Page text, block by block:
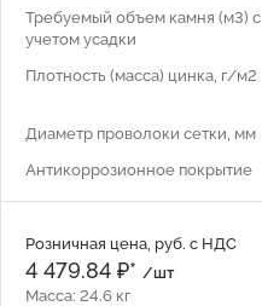
Требуемый объем камня (м3) с
учетом усадки
Плотность (масса) цинка, г/м2
Диаметр проволоки сетки, мм
Антикоррозионное покрытие
Розничная цена, руб. с НДС
4 479.84 ₽* /шт
Масса: 24.6 кг